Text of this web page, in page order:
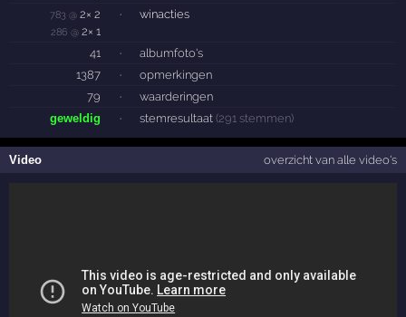
783 @ 2× 2
286 @ 2× 1
· winacties
41 ·
albumfoto's
1387
·
opmerkingen
79
·
waarderingen
geweldig
· stemresultaat (291 stemmen)
Video overzicht van alle video's